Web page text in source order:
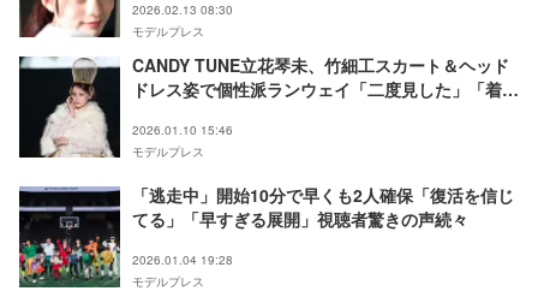
2026.02.13 08:30
モデルプレス
CANDY TUNE立花琴未、竹細工スカート＆ヘッド
ドレス姿で個性派ランウェイ「二度見した」「着こ
2026.01.10 15:46
モデルプレス
「逃走中」開始10分で早くも2人確保「復活を信じ
てる」「早すぎる展開」視聴者驚きの声続々
2026.01.04 19:28
モデルプレス